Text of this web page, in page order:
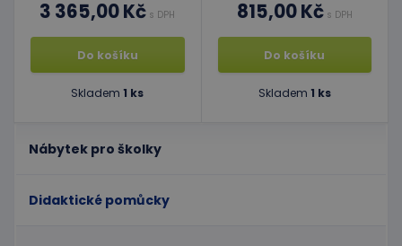
Nábytek pro školky
Didaktické pomůcky
3 365,00 Kč s DPH
Do košíku
Skladem 1 ks
815,00 Kčs DPH
Do košíku
Skladem 1 ks